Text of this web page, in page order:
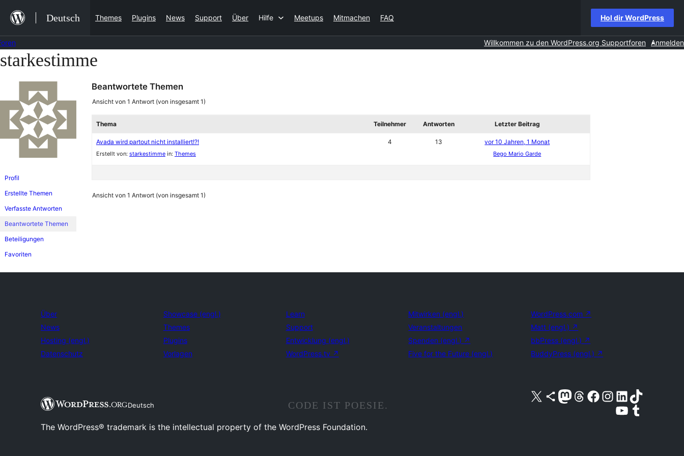
Inhalt
springen
Deutsch Themes Plugins News Support Über Hilfe Meetups Mitmachen FAQ Hol dir WordPress
Willkommen zu den WordPress.org Supportforen Anmelden
Zum
starkestimme
Profil
Erstellte Themen
Verfasste Antworten
Beantwortete Themen
Beteiligungen
Favoriten
Beantwortete Themen
Ansicht von 1 Antwort (von insgesamt 1)
Thema Teilnehmer Antworten Letzter Beitrag
Avada wird partout nicht installiert!?!
Erstellt von: starkestimme in: Themes
4 13 vor 10 Jahren, 1 Monat
Bego Mario Garde
Ansicht von 1 Antwort (von insgesamt 1)
Über
News
Hosting (engl.)
Datenschutz
Showcase (engl.)
Themes
Plugins
Vorlagen
Learn
Support
Entwicklung (engl.)
WordPress.tv ↗
Mitwirken (engl.)
Veranstaltungen
Spenden (engl.) ↗
Five for the Future (engl.)
WordPress.com ↗
Matt (engl.) ↗
bbPress (engl.) ↗
BuddyPress (engl.) ↗
Deutsch
Unser X-Konto (früher Twitter) besuchen
Unser Bluesky-Konto besuchen
Unser Mastodon-Konto besuchen
Unser Threads-Konto besuchen
Unsere Facebook-Seite besuchen
Unser Instagram-Konto besuchen
Unser LinkedIn-Konto besuchen
Unser TikTok-Konto
Unseren YouTube-Kanal besuchen
Unser Tumblr-Konto
CODE IST POESIE.
The WordPress® trademark is the intellectual property of the WordPress Foundation.